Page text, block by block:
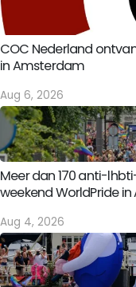
COC Nederland
in Amsterdam
Aug 6, 2026
Meer dan 170 anti-
weekend WorldPride
Aug 4, 2026